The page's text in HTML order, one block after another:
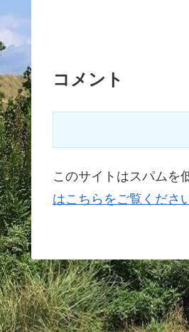
コメント
このサイトはスパムを
はこちらをご覧くださ